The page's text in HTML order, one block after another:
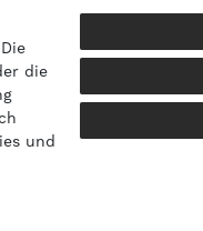
Versandkosten
die
und